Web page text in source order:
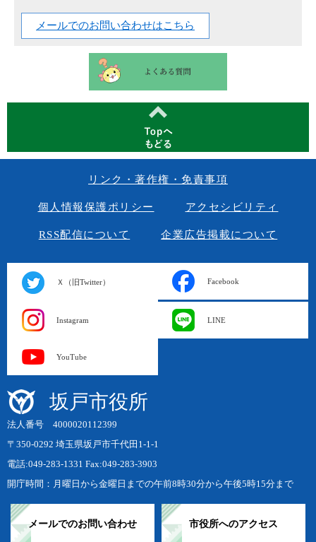
メールでのお問い合わせはこちら
リンク・著作権・免責事項
個人情報保護ポリシー アクセシビリティ
RSS配信について 企業広告掲載について
Ｘ（旧Twitter） Facebook
Instagram LINE
YouTube
坂戸市役所
法人番号 4000020112399
〒350-0292 埼玉県坂戸市千代田1-1-1
電話:049-283-1331 Fax:049-283-3903
開庁時間：月曜日から金曜日までの午前8時30分から午後5時15分まで
メールでのお問い合わせ 市役所へのアクセス